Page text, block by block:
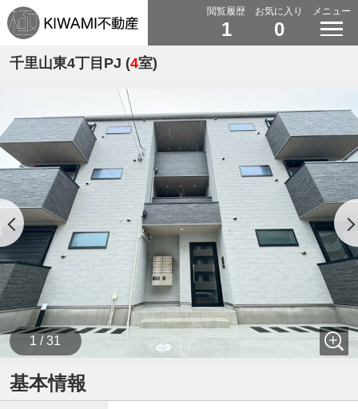
閲覧履歴
1
お気に入り
0
メニュー
千里山東4丁目PJ (4室)
1 / 31
基本情報